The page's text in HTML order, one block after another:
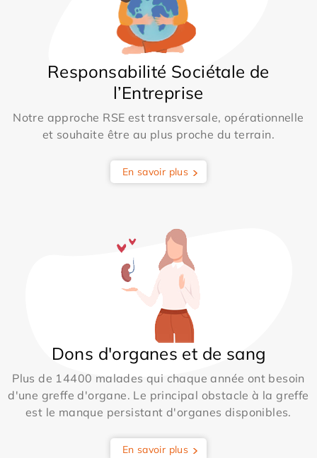
Responsabilité Sociétale de
l’Entreprise
Notre approche RSE est transversale, opérationnelle
et souhaite être au plus proche du terrain.
En savoir plus
Dons d'organes et de sang
Plus de 14400 malades qui chaque année ont besoin
d'une greffe d'organe. Le principal obstacle à la greffe
est le manque persistant d'organes disponibles.
En savoir plus